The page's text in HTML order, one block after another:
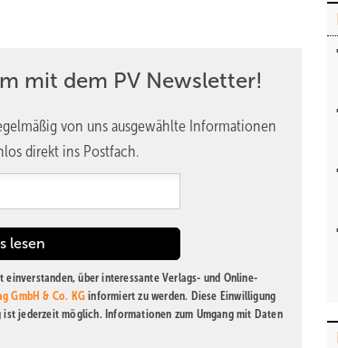
mit dem PV Newsletter!
von uns ausgewählte Informationen
direkt ins Postfach.
über interessante Verlags- und Online-
GmbH & Co. KG informiert zu werden. Diese Einwilligung
jederzeit möglich. Informationen zum Umgang mit Daten